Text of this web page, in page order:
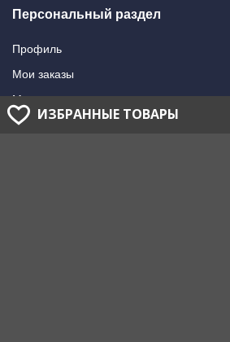
Персональный раздел
Профиль
Мои заказы
Мои подписки
Написать в поддержку
ИЗБРАННЫЕ ТОВАРЫ